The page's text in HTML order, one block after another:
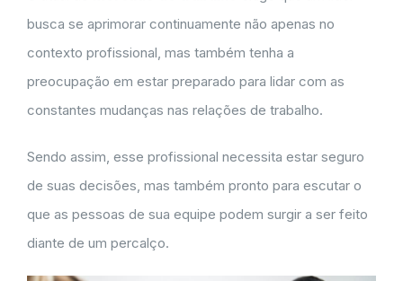
busca se aprimorar continuamente não apenas no
contexto profissional, mas também tenha a
preocupação em estar preparado para lidar com as
constantes mudanças nas relações de trabalho.
Sendo assim, esse profissional necessita estar seguro
de suas decisões, mas também pronto para escutar o
que as pessoas de sua equipe podem surgir a ser feito
diante de um percalço.